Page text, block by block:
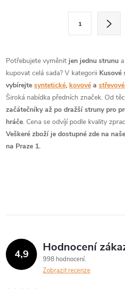
d
a
c
í
p
r
y
ý
p
á
n
k
o
v
á
n
1
Potřebujete vyměnit jen jednu strunu
kupovat celá sada? V kategorii Kusové
vybírejte syntetické, kovové a
Široká nabídka předních značek. Od
začátečníky až po dražší struny pro
hráče. Cena se odvíjí podle kvality
Veškeré zboží je dostupné zde na
na Praze 1.
4,9 Hodnocení
998 hodnocení
Zobrazit recenze